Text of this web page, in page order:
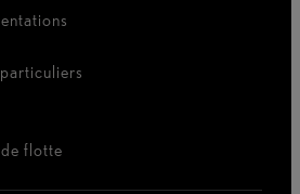
flotte